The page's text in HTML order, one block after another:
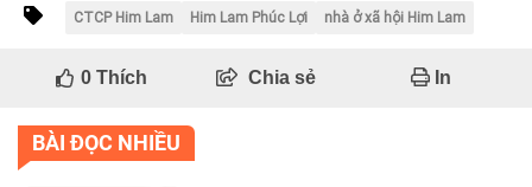
CTCP Him Lam Him Lam Phúc Lợi nhà ở xã hội Him Lam
0Thích Chia sẻ In
BÀI ĐỌC NHIỀU